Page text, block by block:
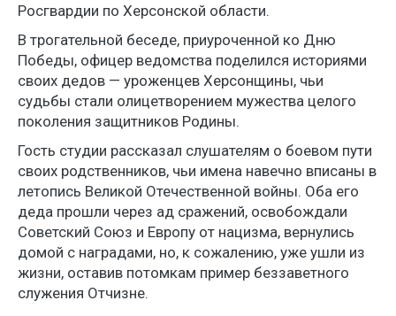
Росгвардии по Херсонской области.
В трогательной беседе, приуроченной ко Дню
Победы, офицер ведомства поделился историями
своих дедов — уроженцев Херсонщины, чьи
судьбы стали олицетворением мужества целого
поколения защитников Родины.
Гость студии рассказал слушателям о боевом пути
своих родственников, чьи имена навечно вписаны в
летопись Великой Отечественной войны. Оба его
деда прошли через ад сражений, освобождали
Советский Союз и Европу от нацизма, вернулись
домой с наградами, но, к сожалению, уже ушли из
жизни, оставив потомкам пример беззаветного
служения Отчизне.